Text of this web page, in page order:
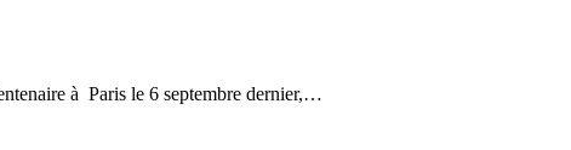
à Paris le 6 septembre dernier,…